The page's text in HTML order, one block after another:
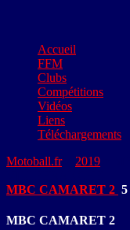
Accueil
FFM
Clubs
Compétitions
Vidéos
Liens
Téléchargements
Motoball.fr> 2019
MBC CAMARET 2 5
MBC CAMARET 2